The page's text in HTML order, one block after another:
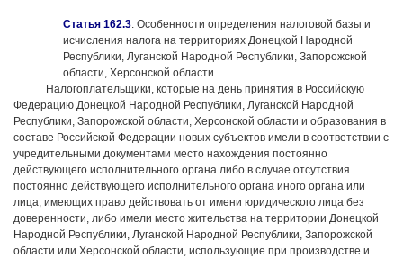
Статья 162.3. Особенности определения налоговой базы и
исчисления налога на территориях Донецкой Народной
Республики, Луганской Народной Республики, Запорожской
области, Херсонской области
Налогоплательщики, которые на день принятия в Российскую
Федерацию Донецкой Народной Республики, Луганской Народной
Республики, Запорожской области, Херсонской области и образования в
составе Российской Федерации новых субъектов имели в соответствии с
учредительными документами место нахождения постоянно
действующего исполнительного органа либо в случае отсутствия
постоянно действующего исполнительного органа иного органа или
лица, имеющих право действовать от имени юридического лица без
доверенности, либо имели место жительства на территории Донецкой
Народной Республики, Луганской Народной Республики, Запорожской
области или Херсонской области, использующие при производстве и